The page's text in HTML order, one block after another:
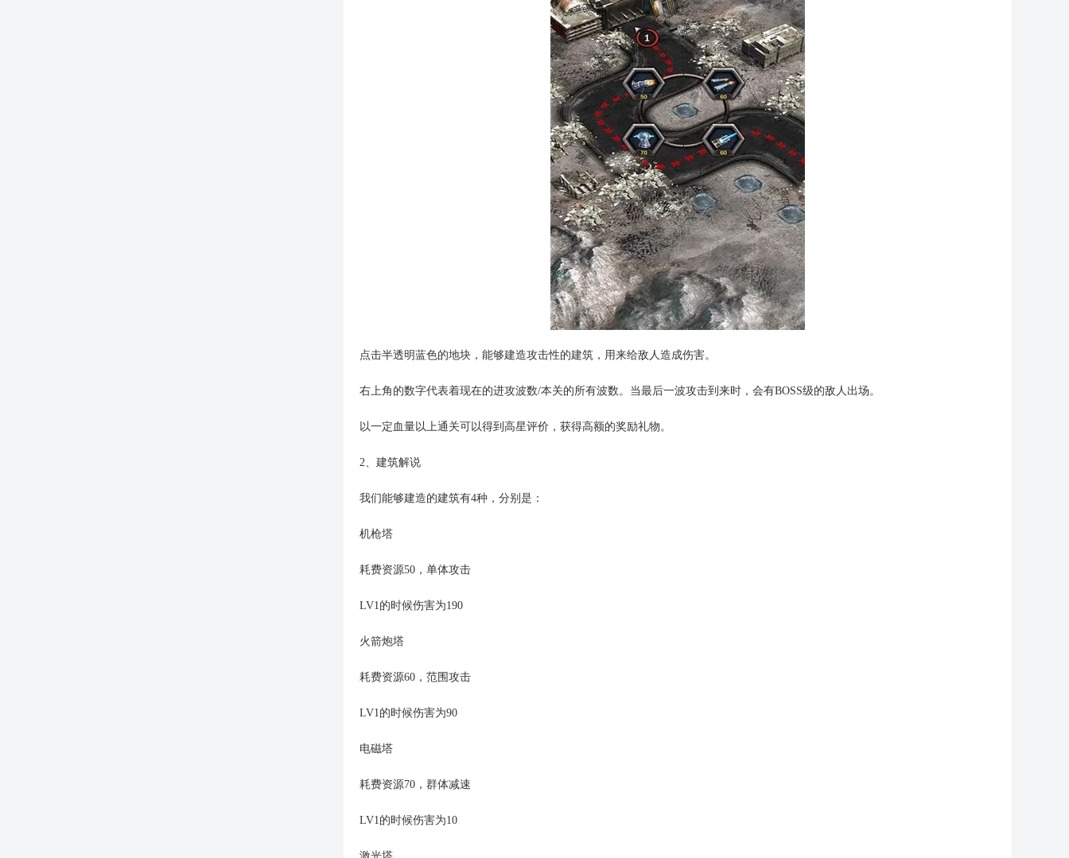
点击半透明蓝色的地块，能够建造攻击性的建筑，用来给敌人造成伤害。
右上角的数字代表着现在的进攻波数/本关的所有波数。当最后一波攻击到来时，会有BOSS级的敌人出场。
以一定血量以上通关可以得到高星评价，获得高额的奖励礼物。
2、建筑解说
我们能够建造的建筑有4种，分别是：
机枪塔
耗费资源50，单体攻击
LV1的时候伤害为190
火箭炮塔
耗费资源60，范围攻击
LV1的时候伤害为90
电磁塔
耗费资源70，群体减速
LV1的时候伤害为10